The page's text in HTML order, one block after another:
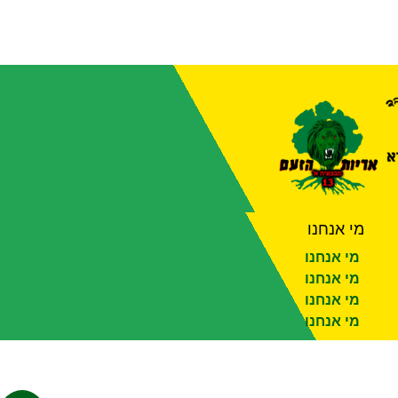
מי אנחנו
מי אנחנו
מי אנחנו
מי אנחנו
מי אנחנו